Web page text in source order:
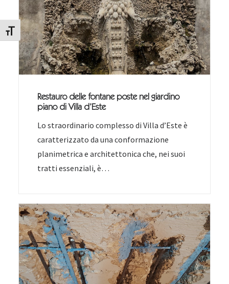
Attiva/disattiva dimensione testo
Restauro delle fontane poste nel giardino
piano di Villa d’Este
Lo straordinario complesso di Villa d’Este è
caratterizzato da una conformazione
planimetrica e architettonica che, nei suoi
tratti essenziali, è…